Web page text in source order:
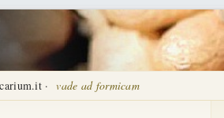
· vade ad formicam